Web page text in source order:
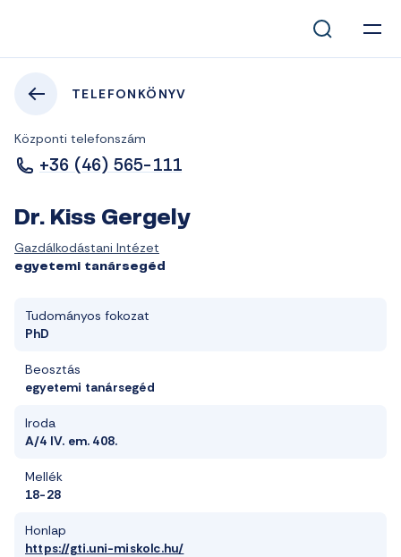
TELEFONKÖNYV
Központi telefonszám
+36 (46) 565-111
Dr. Kiss Gergely
Gazdálkodástani Intézet
egyetemi tanársegéd
Tudományos fokozat
PhD
Beosztás
egyetemi tanársegéd
Iroda
A/4 IV. em. 408.
Mellék
18-28
Honlap
https://gti.uni-miskolc.hu/